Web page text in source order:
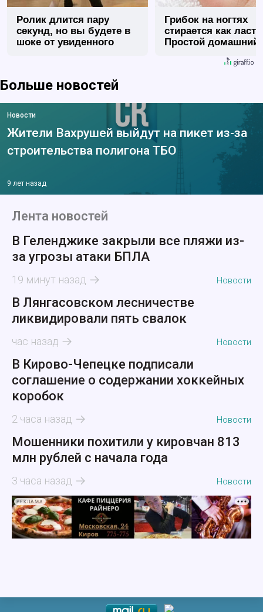
Ролик длится пару
секунд, но вы будете в
шоке от увиденного
Грибок на ногтях
стирается как
Простой домашний
Больше новостей
Новости
Жители Вахрушей выйдут на пикет из-за
строительства полигона ТБО
9 лет назад
Лента новостей
В Геленджике закрыли все пляжи из-
за угрозы атаки БПЛА
19 минут назад Новости
В Лянгасовском лесничестве
ликвидировали пять свалок
час назад Новости
В Кирово-Чепецке подписали
соглашение о содержании хоккейных
коробок
2 часа назад Новости
Мошенники похитили у кировчан 813
млн рублей с начала года
3 часа назад Новости
РЕКЛАМА